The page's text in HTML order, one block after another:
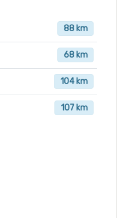
88 km
68 km
104 km
107 km